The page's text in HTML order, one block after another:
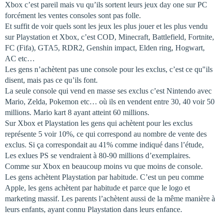
Xbox c’est pareil mais vu qu’ils sortent leurs jeux day one sur PC
forcément les ventes consoles sont pas folle.
Et suffit de voir quels sont les jeux les plus jouer et les plus vendu
sur Playstation et Xbox, c’est COD, Minecraft, Battlefield, Fortnite,
FC (Fifa), GTA5, RDR2, Genshin impact, Elden ring, Hogwart,
AC etc…
Les gens n’achètent pas une console pour les exclus, c’est ce qu"ils
disent, mais pas ce qu’ils font.
La seule console qui vend en masse ses exclus c’est Nintendo avec
Mario, Zelda, Pokemon etc… où ils en vendent entre 30, 40 voir 50
millions. Mario kart 8 ayant atteint 60 millions.
Sur Xbox et Playstation les gens qui achètent pour les exclus
représente 5 voir 10%, ce qui correspond au nombre de vente des
exclus. Si ça correspondait au 41% comme indiqué dans l’étude,
Les exlues PS se vendraient à 80-90 millions d’exemplaires.
Comme sur Xbox en beaucoup moins vu que moins de console.
Les gens achètent Playstation par habitude. C’est un peu comme
Apple, les gens achètent par habitude et parce que le logo et
marketing massif. Les parents l’achètent aussi de la même manière à
leurs enfants, ayant connu Playstation dans leurs enfance.